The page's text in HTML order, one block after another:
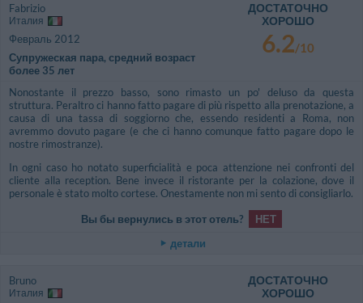
Fabrizio
Италия
Февраль 2012
Супружеская пара, средний возраст
более 35 лет
ДОСТАТОЧНО
ХОРОШО
6.2/10
Nonostante il prezzo basso, sono rimasto un po' deluso da questa
struttura. Peraltro ci hanno fatto pagare di più rispetto alla prenotazione, a
causa di una tassa di soggiorno che, essendo residenti a Roma, non
avremmo dovuto pagare (e che ci hanno comunque fatto pagare dopo le
nostre rimostranze).
In ogni caso ho notato superficialità e poca attenzione nei confronti del
cliente alla reception. Bene invece il ristorante per la colazione, dove il
personale è stato molto cortese. Onestamente non mi sento di consigliarlo.
Вы бы вернулись в этот отель?
НЕТ
детали
Bruno
Италия
ДОСТАТОЧНО
ХОРОШО